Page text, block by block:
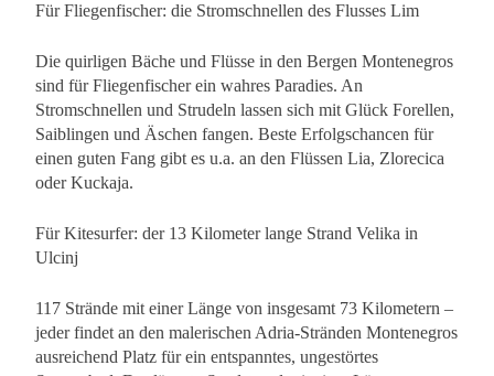
Für Fliegenfischer: die Stromschnellen des Flusses Lim
Die quirligen Bäche und Flüsse in den Bergen Montenegros
sind für Fliegenfischer ein wahres Paradies. An
Stromschnellen und Strudeln lassen sich mit Glück Forellen,
Saiblingen und Äschen fangen. Beste Erfolgschancen für
einen guten Fang gibt es u.a. an den Flüssen Lia, Zlorecica
oder Kuckaja.
Für Kitesurfer: der 13 Kilometer lange Strand Velika in
Ulcinj
117 Strände mit einer Länge von insgesamt 73 Kilometern –
jeder findet an den malerischen Adria-Stränden Montenegros
ausreichend Platz für ein entspanntes, ungestörtes